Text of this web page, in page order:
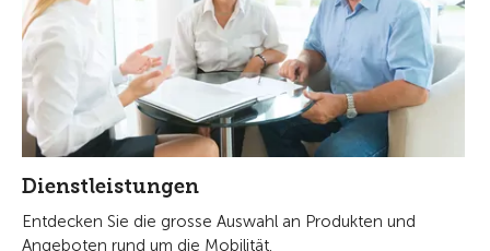
Dienstleistungen
Entdecken Sie die grosse Auswahl an Produkten und
Angeboten rund um die Mobilität.
Mehr erfahren